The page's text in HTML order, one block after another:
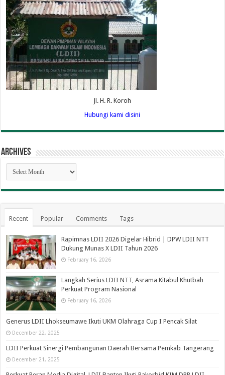
Jl. H. R. Koroh
Hubungi kami disini
Archives
Archives
Recent Popular Comments Tags
Rapimnas LDII 2026 Digelar Hibrid | DPW LDII NTT
Dukung Munas X LDII Tahun 2026
February 16, 2026
Langkah Serius LDII NTT, Asrama Kitabul Khutbah
Perkuat Program Nasional
February 16, 2026
Generus LDII Lhokseumawe Ikuti UKM Olahraga Cup I Pencak Silat
December 22, 2025
LDII Perkuat Sinergi Pembangunan Daerah Bersama Pemkab Tangerang
December 21, 2025